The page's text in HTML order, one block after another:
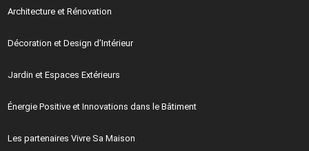
Architecture et Rénovation
Décoration et Design d’Intérieur
Jardin et Espaces Extérieurs
Énergie Positive et Innovations dans le Bâtiment
Les partenaires Vivre Sa Maison